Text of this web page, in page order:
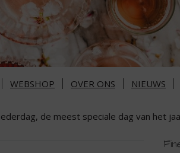
WEBSHOP OVER ONS NIEUWS
de meest speciale dag van het